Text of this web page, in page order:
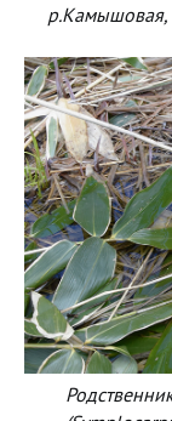
р.Камышовая,